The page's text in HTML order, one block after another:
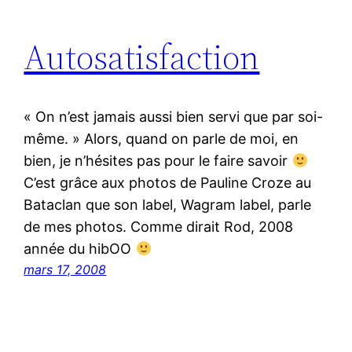
Autosatisfaction
« On n’est jamais aussi bien servi que par soi-
même. » Alors, quand on parle de moi, en
bien, je n’hésites pas pour le faire savoir
C’est grâce aux photos de Pauline Croze au
Bataclan que son label, Wagram label, parle
de mes photos. Comme dirait Rod, 2008
année du hibOO
mars 17, 2008